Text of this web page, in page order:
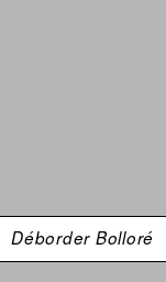
Déborder Bolloré